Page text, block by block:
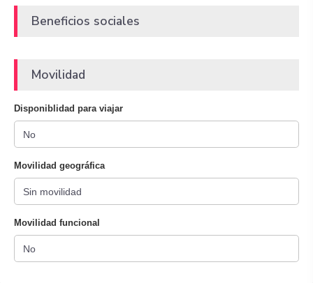
Beneficios sociales
Movilidad
Disponiblidad para viajar
Movilidad geográfica
Movilidad funcional